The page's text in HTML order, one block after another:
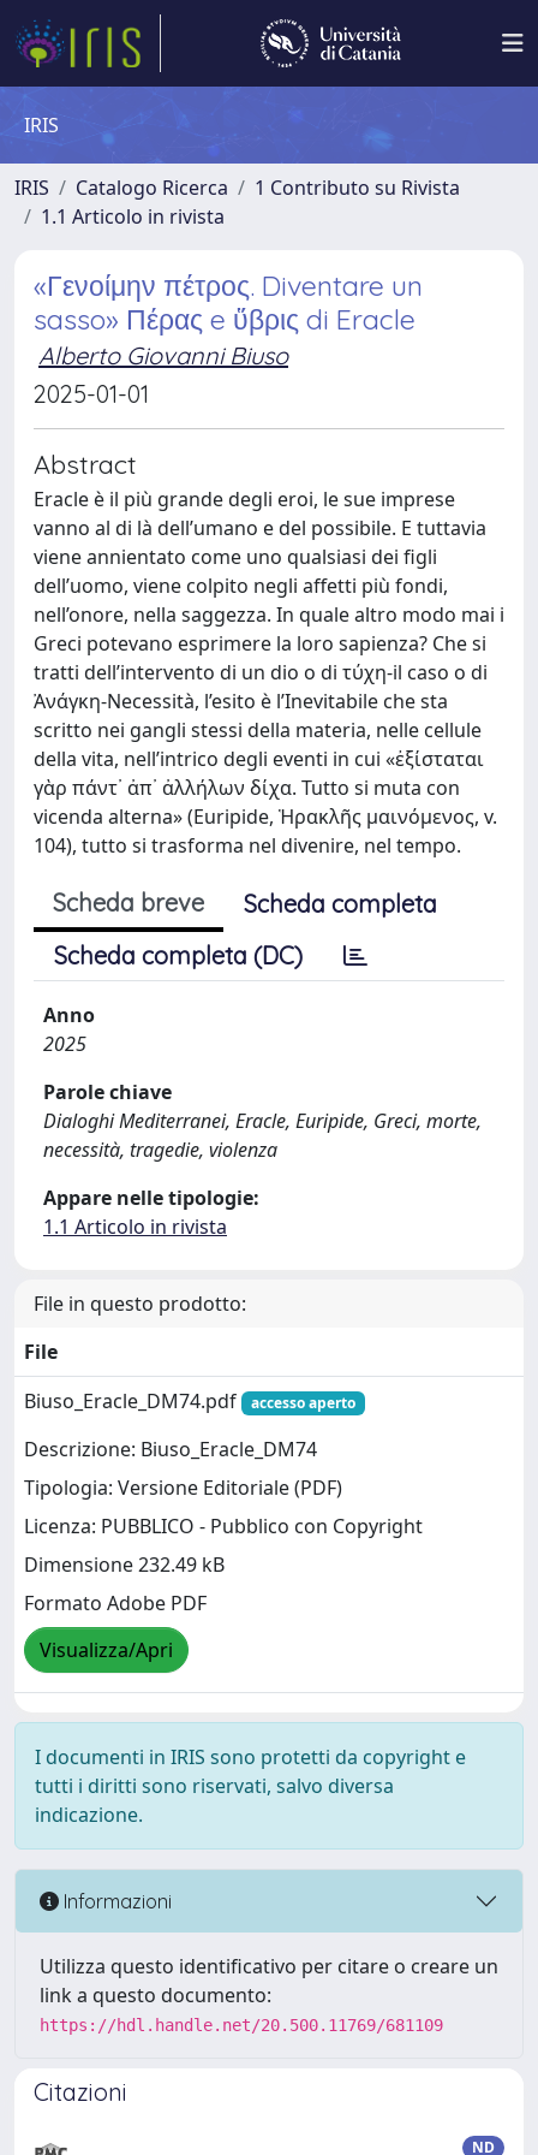
IRIS
IRIS Catalogo Ricerca
1 Contributo su Rivista
1.1 Articolo in rivista
«Γενοίμην πέτρος. Diventare un
sasso» Πέρας e ὕβρις di Eracle
Alberto Giovanni Biuso
2025-01-01
Abstract
Eracle è il più grande degli eroi, le sue imprese
vanno al di là dell’umano e del possibile. E tuttavia
viene annientato come uno qualsiasi dei figli
dell’uomo, viene colpito negli affetti più fondi,
nell’onore, nella saggezza. In quale altro modo mai i
Greci potevano esprimere la loro sapienza? Che si
tratti dell’intervento di un dio o di τύχη-il caso o di
Ἀνάγκη-Necessità, l’esito è l’Inevitabile che sta
scritto nei gangli stessi della materia, nelle cellule
della vita, nell’intrico degli eventi in cui «ἐξίσταται
γὰρ πάντ᾽ ἀπ᾽ ἀλλήλων δίχα. Tutto si muta con
vicenda alterna» (Euripide, Ἡρακλῆς μαινόμενος, v.
104), tutto si trasforma nel divenire, nel tempo.
Scheda breve
Scheda completa
Scheda completa (DC)
Anno
2025
Parole chiave
Dialoghi Mediterranei, Eracle, Euripide, Greci, morte,
necessità, tragedie, violenza
Appare nelle tipologie:
1.1 Articolo in rivista
File in questo prodotto:
File
Biuso_Eracle_DM74.pdf
accesso aperto
Descrizione: Biuso_Eracle_DM74
Tipologia: Versione Editoriale (PDF)
Licenza: PUBBLICO - Pubblico con Copyright
Dimensione 232.49 kB
Formato Adobe PDF
Visualizza/Apri
I documenti in IRIS sono protetti da copyright e
tutti i diritti sono riservati, salvo diversa
indicazione.
Informazioni
Utilizza questo identificativo per citare o creare un
link a questo documento:
https://hdl.handle.net/20.500.11769/681109
Citazioni
ND